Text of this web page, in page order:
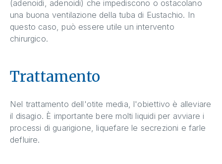
(adenoidi, adenoidi) che impediscono o ostacolano
una buona ventilazione della tuba di Eustachio. In
questo caso, può essere utile un intervento
chirurgico.
Trattamento
Nel trattamento dell'otite media, l'obiettivo è alleviare
il disagio. È importante bere molti liquidi per avviare i
processi di guarigione, liquefare le secrezioni e farle
defluire.